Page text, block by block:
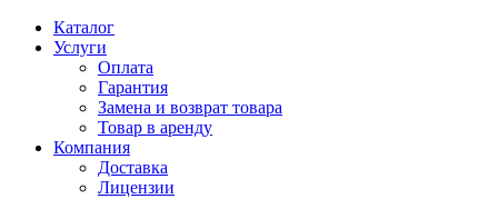
Каталог
Услуги
Оплата
Гарантия
Замена и возврат товара
Товар в аренду
Компания
Доставка
Лицензии